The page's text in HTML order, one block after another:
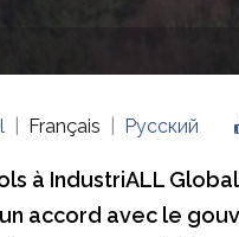
Français Русский
à IndustriALL Global
accord avec le